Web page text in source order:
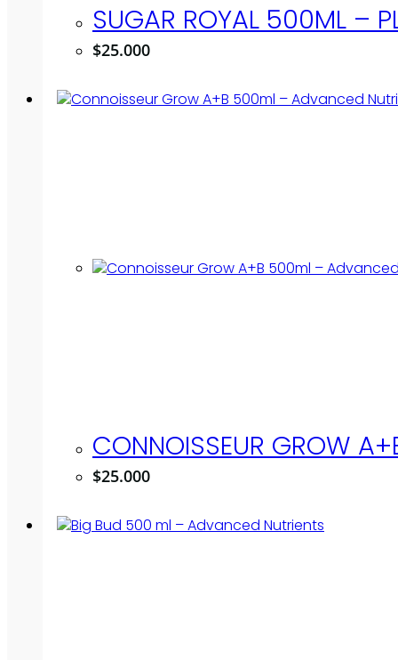
SUGAR ROYAL 500ML –
$25.000
CONNOISSEUR GROW
$25.000